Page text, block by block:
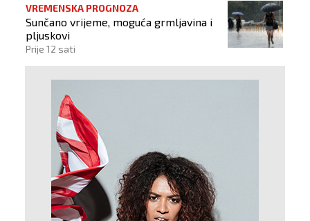
VREMENSKA PROGNOZA
Sunčano vrijeme, moguća grmljavina i
pljuskovi
Prije 12 sati